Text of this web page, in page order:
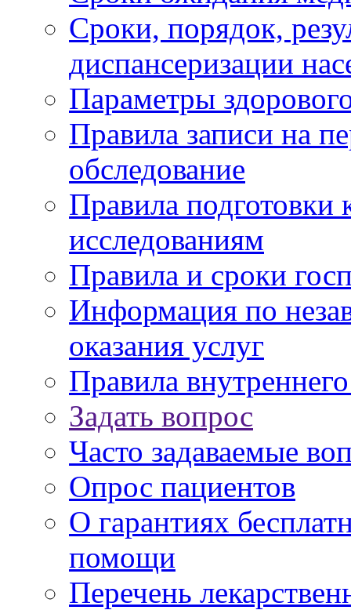
Сроки, порядок,
диспансеризации
Параметры
Правила записи на
обследование
Правила подготовки
исследованиям
Правила и сроки
Информация по
оказания услуг
Правила
Задать вопрос
Часто задаваемые
Опрос пациентов
О гарантиях
помощи
Перечень